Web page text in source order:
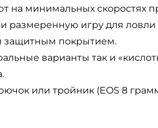
на минимальных скоростях
размеренную игру для
защитным покрытием.
варианты так и
или тройник (EOS 8